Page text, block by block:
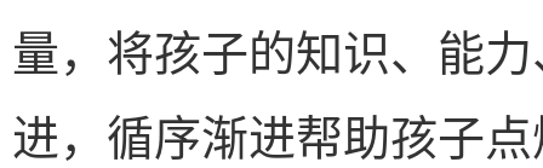
量，将孩子的知识、能
进，循序渐进帮助孩子